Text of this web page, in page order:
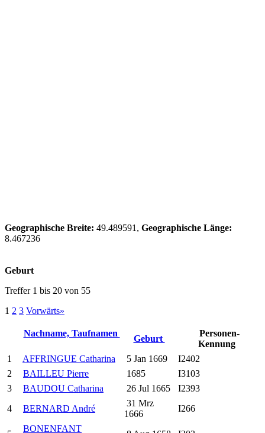
Geographische Breite: 49.489591, Geographische Länge:
8.467236
Geburt
Treffer 1 bis 20 von 55
1 2 3 Vorwärts»
Nachname, Taufnamen
Geburt
Personen-
Kennung
1
AFFRINGUE Catharina 5 Jan 1669
I2402
2
BAILLEU Pierre 1685
I3103
3
BAUDOU Catharina 26 Jul 1665
I2393
4
BERNARD André
31 Mrz
1666
I266
BONENFANT